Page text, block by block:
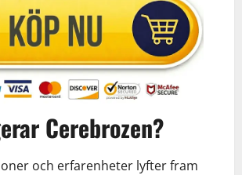
Cerebrozen?
och erfarenheter lyfter fram